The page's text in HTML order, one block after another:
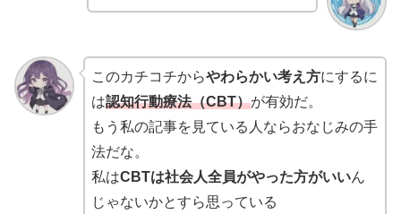
このカチコチからやわらかい考え方にするに
は認知行動療法（CBT）が有効だ。
もう私の記事を見ている人ならおなじみの手
法だな。
私はCBTは社会人全員がやった方がいいん
じゃないかとすら思っている